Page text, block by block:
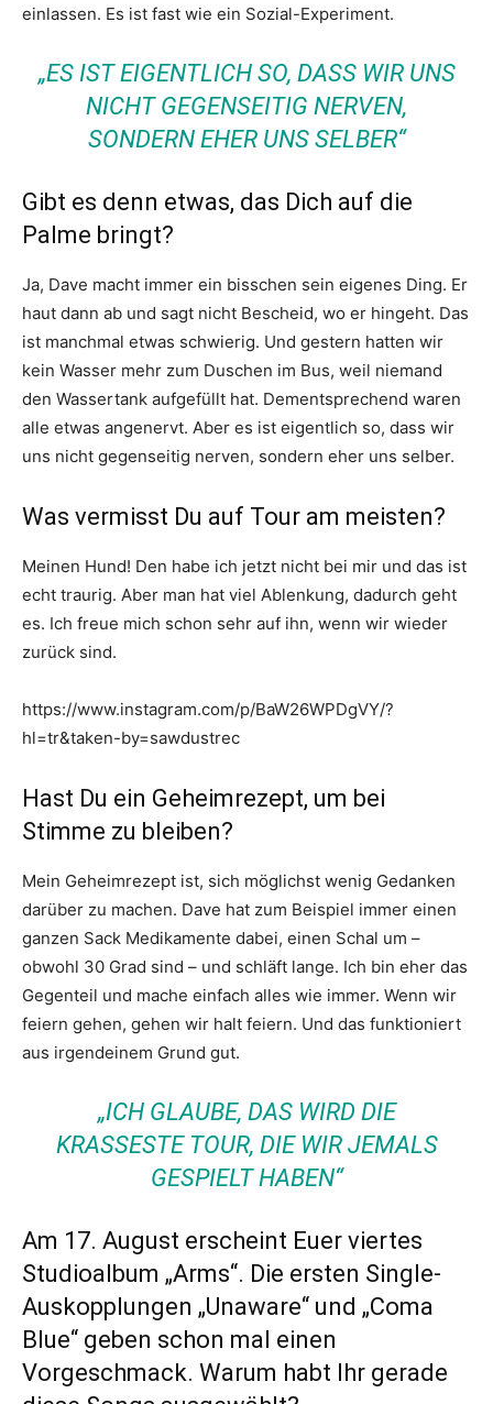
einlassen. Es ist fast wie ein Sozial-Experiment.
„ES IST EIGENTLICH SO, DASS WIR UNS
NICHT GEGENSEITIG NERVEN,
SONDERN EHER UNS SELBER“
Gibt es denn etwas, das Dich auf die
Palme bringt?
Ja, Dave macht immer ein bisschen sein eigenes Ding. Er
haut dann ab und sagt nicht Bescheid, wo er hingeht. Das
ist manchmal etwas schwierig. Und gestern hatten wir
kein Wasser mehr zum Duschen im Bus, weil niemand
den Wassertank aufgefüllt hat. Dementsprechend waren
alle etwas angenervt. Aber es ist eigentlich so, dass wir
uns nicht gegenseitig nerven, sondern eher uns selber.
Was vermisst Du auf Tour am meisten?
Meinen Hund! Den habe ich jetzt nicht bei mir und das ist
echt traurig. Aber man hat viel Ablenkung, dadurch geht
es. Ich freue mich schon sehr auf ihn, wenn wir wieder
zurück sind.
https://www.instagram.com/p/BaW26WPDgVY/?
hl=tr&taken-by=sawdustrec
Hast Du ein Geheimrezept, um bei
Stimme zu bleiben?
Mein Geheimrezept ist, sich möglichst wenig Gedanken
darüber zu machen. Dave hat zum Beispiel immer einen
ganzen Sack Medikamente dabei, einen Schal um –
obwohl 30 Grad sind – und schläft lange. Ich bin eher das
Gegenteil und mache einfach alles wie immer. Wenn wir
feiern gehen, gehen wir halt feiern. Und das funktioniert
aus irgendeinem Grund gut.
„ICH GLAUBE, DAS WIRD DIE
KRASSESTE TOUR, DIE WIR JEMALS
GESPIELT HABEN“
Am 17. August erscheint Euer viertes
Studioalbum „Arms“. Die ersten Single-
Auskopplungen „Unaware“ und „Coma
Blue“ geben schon mal einen
Vorgeschmack. Warum habt Ihr gerade